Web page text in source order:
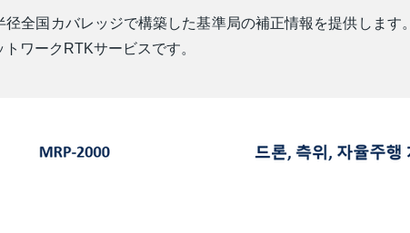
全国カバレッジで構築した基準局の補正情報を提供します。
ワークRTKサービスです。